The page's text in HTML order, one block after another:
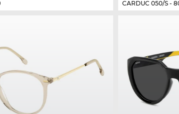
CARDUC 050/S -